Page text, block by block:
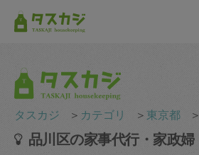
タスカジ ＞ カテゴリ ＞ 東京都 ＞
品川区の家事代行・家政婦